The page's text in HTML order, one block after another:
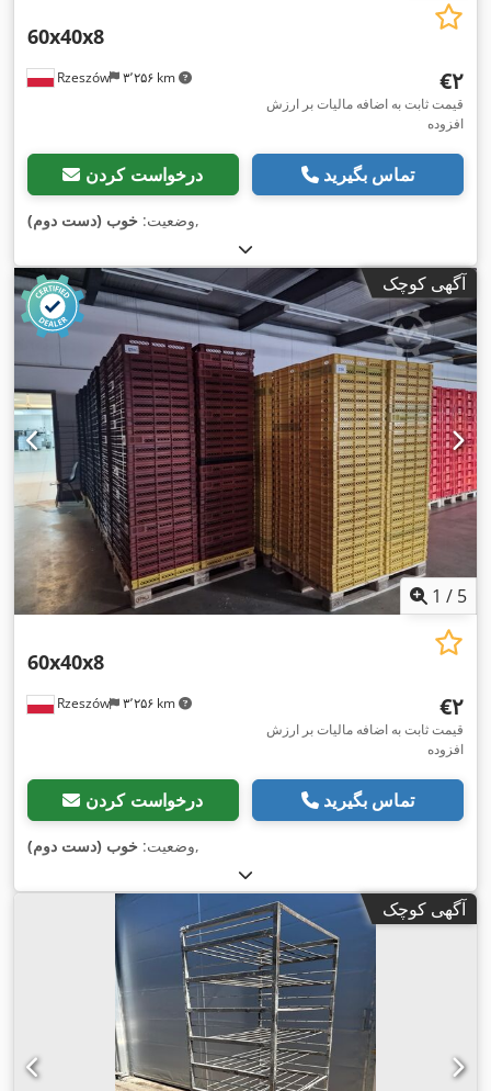
Rzeszów ۳٬۲۵۶ km
60x40x8
‎€۲
قیمت ثابت به اضافه مالیات بر ارزش
افزوده
درخواست کردن تماس بگیرید
وضعیت: خوب (دست دوم) ,
آگهی کوچک
1 / 5
Rzeszów ۳٬۲۵۶ km
60x40x8
‎€۲
قیمت ثابت به اضافه مالیات بر ارزش
افزوده
درخواست کردن تماس بگیرید
وضعیت: خوب (دست دوم) ,
آگهی کوچک